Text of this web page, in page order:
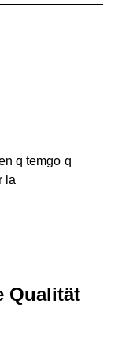
q temgo q
la
Qualität